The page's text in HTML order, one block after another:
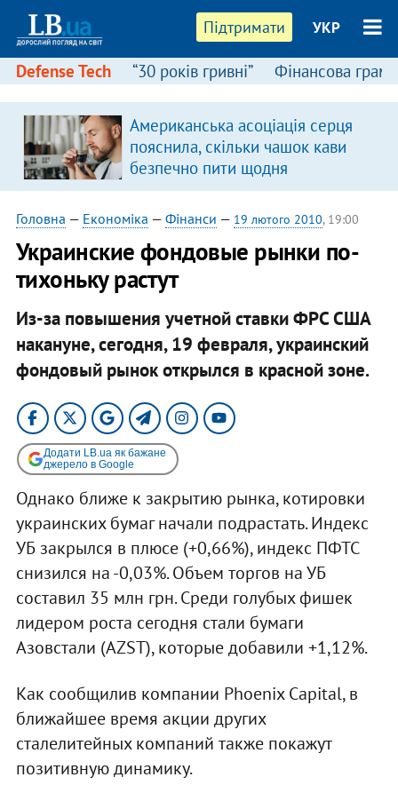
Підтримати УКР
Defense Tech “30 років гривні” Фінансова
Американська асоціація серця
пояснила, скільки чашок кави
безпечно пити щодня
Головна — Економіка — Фінанси — 19 лютого 2010, 19:00
Украинские фондовые рынки по-
тихоньку растут
Из-за повышения учетной ставки ФРС США
накануне, сегодня, 19 февраля, украинский
фондовый рынок открылся в красной зоне.
Додати LB.ua як бажане
джерело в Google
Однако ближе к закрытию рынка, котировки
украинских бумаг начали подрастать. Индекс
УБ закрылся в плюсе (+0,66%), индекс ПФТС
снизился на -0,03%. Объем торгов на УБ
составил 35 млн грн. Среди голубых фишек
лидером роста сегодня стали бумаги
Азовстали (AZST), которые добавили +1,12%.
Как сообщилив компании Phoenix Capital, в
ближайшее время акции других
сталелитейных компаний также покажут
позитивную динамику.